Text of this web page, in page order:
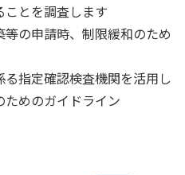
とを調査します
の申請時、制限緩和のため
指定確認検査機関を活用し
めのガイドライン